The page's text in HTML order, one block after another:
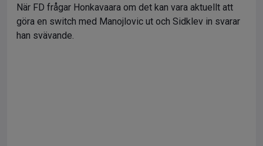
När FD frågar Honkavaara om det kan vara aktuellt att
göra en switch med Manojlovic ut och Sidklev in svarar
han svävande.